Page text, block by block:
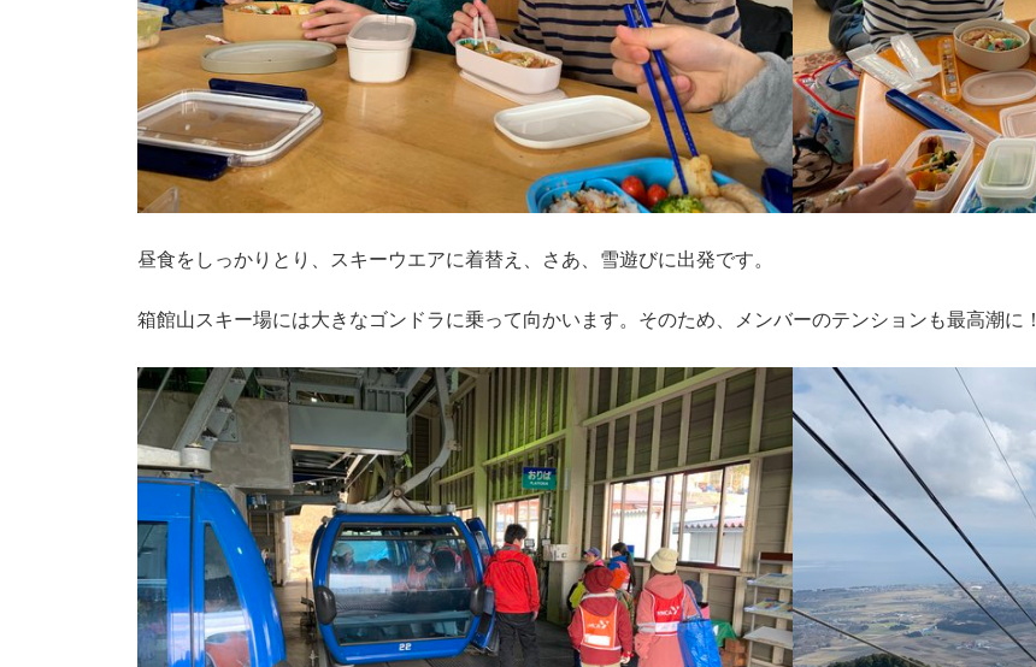
昼食をしっかりとり、スキーウエアに着替え、さあ、雪遊びに出発です。
箱館山スキー場には大きなゴンドラに乗って向かいます。そのため、メンバーのテンションも最高潮に！